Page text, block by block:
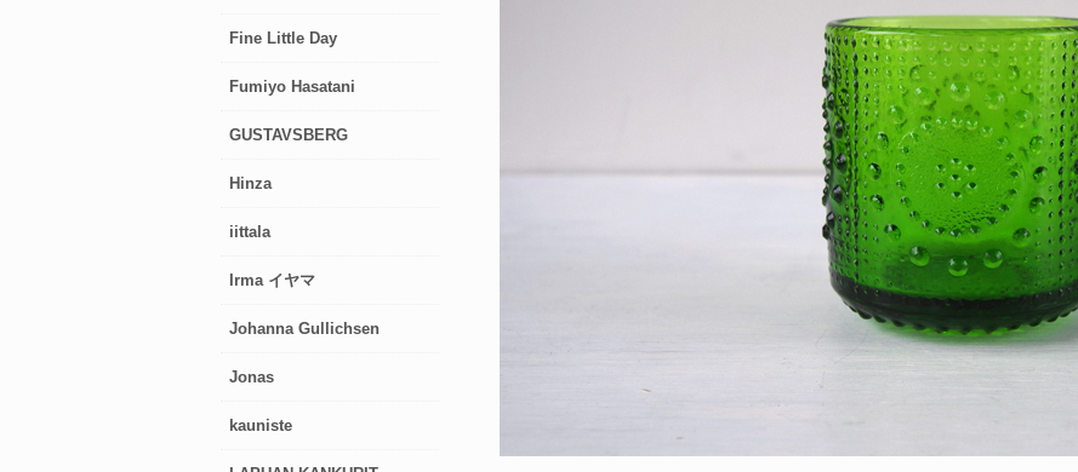
Fine Little Day
Fumiyo Hasatani
GUSTAVSBERG
Hinza
iittala
Irma イヤマ
Johanna Gullichsen
Jonas
kauniste